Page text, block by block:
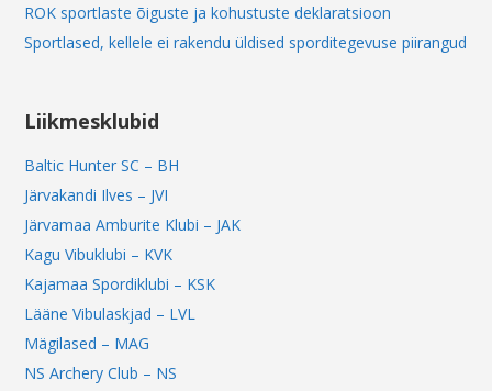
ROK sportlaste õiguste ja kohustuste deklaratsioon
Sportlased, kellele ei rakendu üldised sporditegevuse piirangud
Liikmesklubid
Baltic Hunter SC – BH
Järvakandi Ilves – JVI
Järvamaa Amburite Klubi – JAK
Kagu Vibuklubi – KVK
Kajamaa Spordiklubi – KSK
Lääne Vibulaskjad – LVL
Mägilased – MAG
NS Archery Club – NS